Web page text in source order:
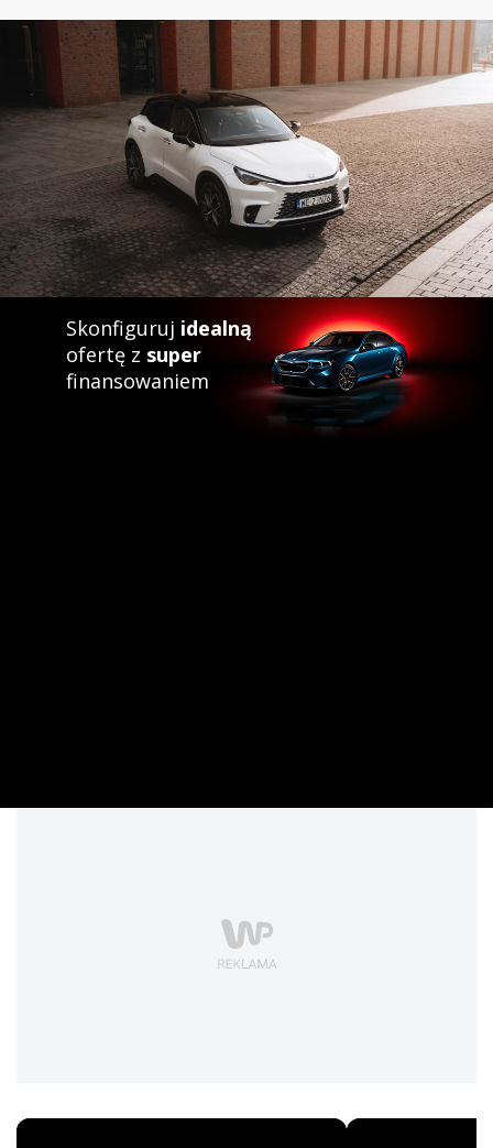
Skonfiguruj idealną
ofertę z super
finansowaniem